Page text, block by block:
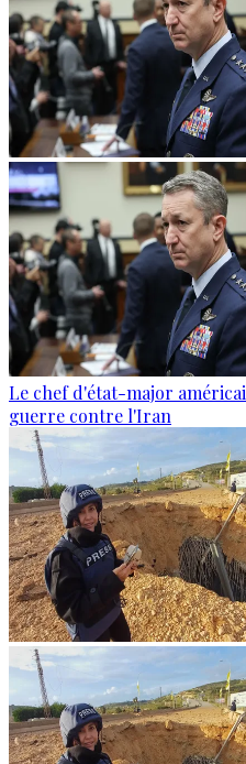
Le chef d'état-major
guerre contre l'Iran